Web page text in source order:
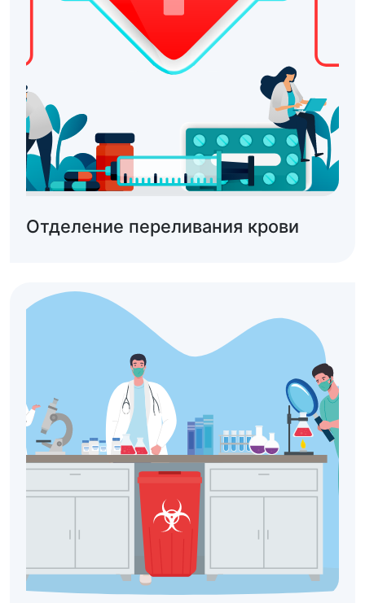
Отделение переливания крови